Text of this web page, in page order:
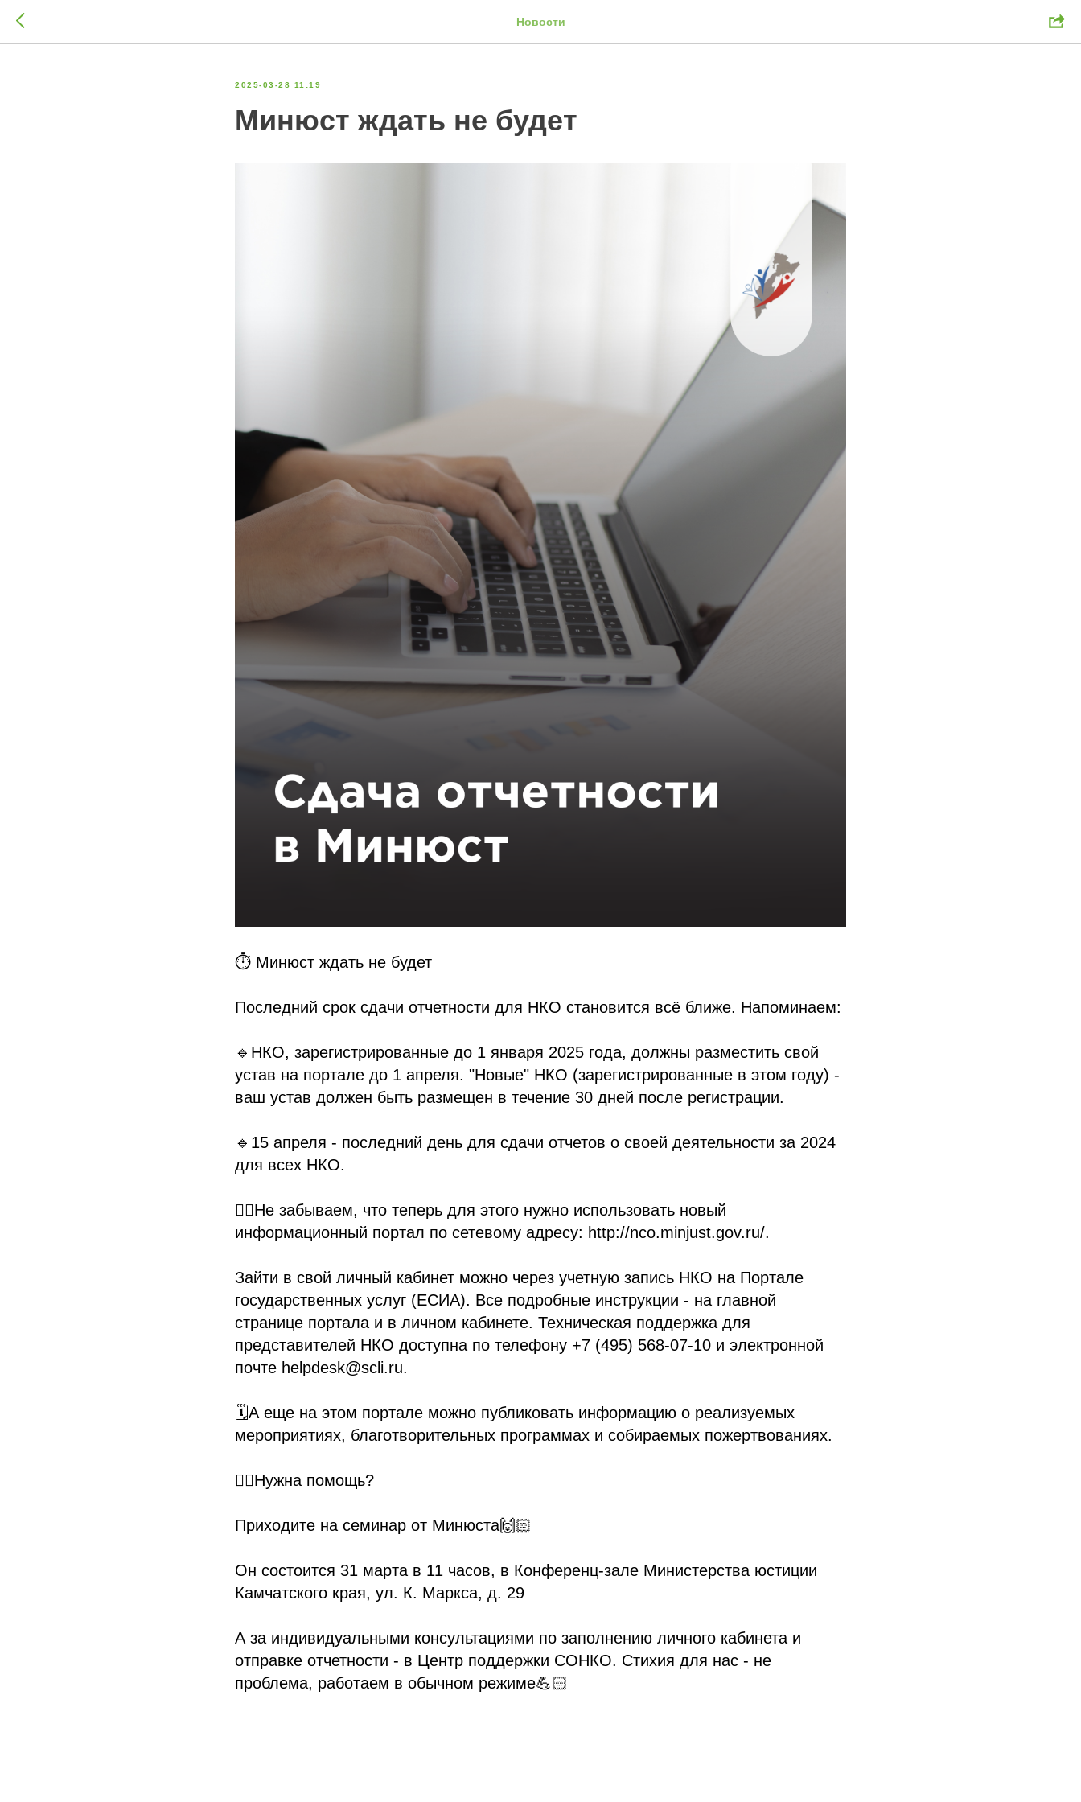
Новости
2025-03-28 11:19
Минюст ждать не будет
⏱ Минюст ждать не будет
Последний срок сдачи отчетности для НКО становится всё ближе. Напоминаем:
🔹НКО, зарегистрированные до 1 января 2025 года, должны разместить свой
устав на портале до 1 апреля. "Новые" НКО (зарегистрированные в этом году) -
ваш устав должен быть размещен в течение 30 дней после регистрации.
🔹15 апреля - последний день для сдачи отчетов о своей деятельности за 2024
для всех НКО.
👉🏻Не забываем, что теперь для этого нужно использовать новый
информационный портал по сетевому адресу: http://nco.minjust.gov.ru/.
Зайти в свой личный кабинет можно через учетную запись НКО на Портале
государственных услуг (ЕСИА). Все подробные инструкции - на главной
странице портала и в личном кабинете. Техническая поддержка для
представителей НКО доступна по телефону +7 (495) 568-07-10 и электронной
почте helpdesk@scli.ru.
🗓А еще на этом портале можно публиковать информацию о реализуемых
мероприятиях, благотворительных программах и собираемых пожертвованиях.
👉🏻Нужна помощь?
Приходите на семинар от Минюста🙌🏻
Он состоится 31 марта в 11 часов, в Конференц-зале Министерства юстиции
Камчатского края, ул. К. Маркса, д. 29
А за индивидуальными консультациями по заполнению личного кабинета и
отправке отчетности - в Центр поддержки СОНКО. Стихия для нас - не
проблема, работаем в обычном режиме💪🏻